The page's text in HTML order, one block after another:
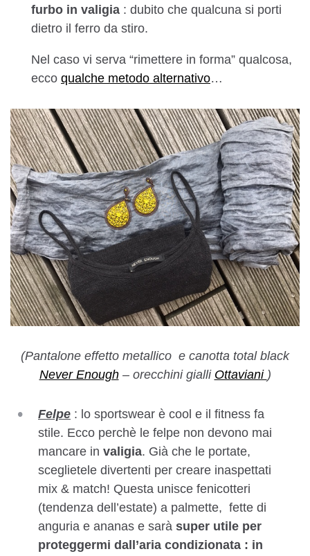
furbo in valigia : dubito che qualcuna si porti
dietro il ferro da stiro.
Nel caso vi serva “rimettere in forma” qualcosa,
ecco qualche metodo alternativo…
(Pantalone effetto metallico e canotta total black
Never Enough– orecchini gialli Ottaviani )
Felpe : lo sportswear è cool e il fitness fa
stile. Ecco perchè le felpe non devono mai
mancare in valigia. Già che le portate,
sceglietele divertenti per creare inaspettati
mix & match! Questa unisce fenicotteri
(tendenza dell’estate) a palmette, fette di
anguria e ananas e sarà super utile per
proteggermi dall’aria condizionata : in